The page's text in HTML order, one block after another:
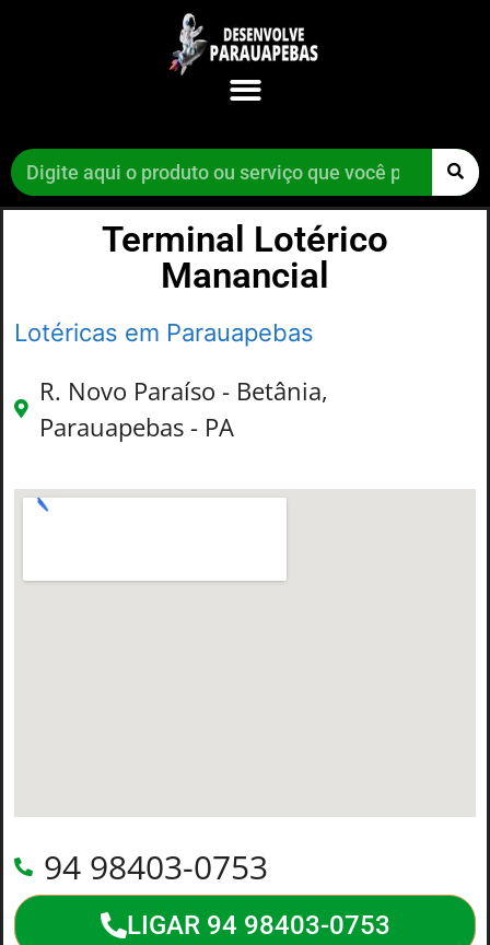
Terminal Lotérico
Manancial
Lotéricas em Parauapebas
R. Novo Paraíso - Betânia,
Parauapebas - PA
94 98403-0753
LIGAR 94 98403-0753